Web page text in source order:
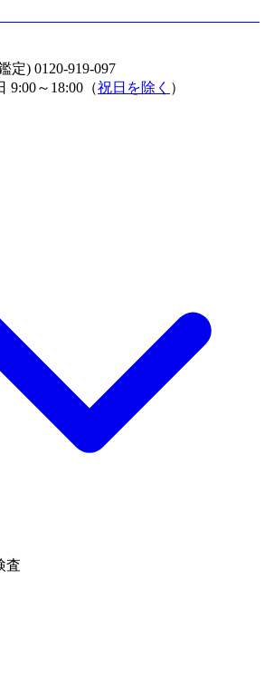
定) 0120-919-097
9:00～18:00（祝日を除く ）
査